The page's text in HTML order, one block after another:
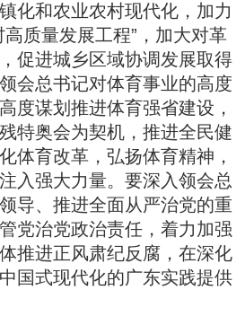
化和农业农村现代化，加力
质量发展工程”，加大对革
促进城乡区域协调发展取得
会总书记对体育事业的高度
度谋划推进体育强省建设，
特奥会为契机，推进全民健
体育改革，弘扬体育精神，
入强大力量。要深入领会总
导、推进全面从严治党的重
党治党政治责任，着力加强
推进正风肃纪反腐，在深化
国式现代化的广东实践提供